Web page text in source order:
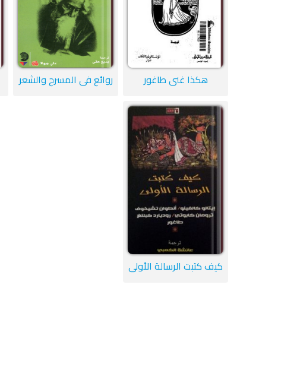
هكذا غنى طاغور روائع في المسرح والشعر
كيف كتبت الرسالة الأولى